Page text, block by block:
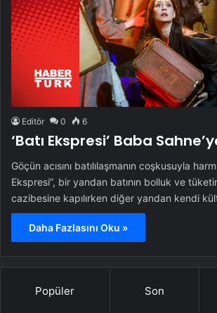
Editör 0 6
‘Batı Ekspresi’ Baba
Göçün acısını batılılaşmanın coşkusuyla
Ekspresi”, bir yandan batının bolluk ve
cazibesine kapılırken diğer yandan kendi
Daha Fazlasını Oku »
Popüler Son